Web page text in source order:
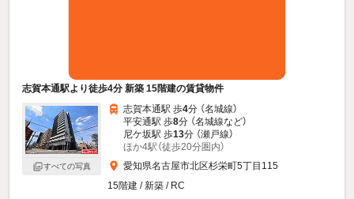
志賀本通駅より徒歩4分 新築 15階建の賃貸物件
すべての写真
志賀本通駅 歩4分 （名城線）
平安通駅 歩8分 （名城線など）
尼ケ坂駅 歩13分 （瀬戸線）
ほか4駅（徒歩20分圏内）
愛知県名古屋市北区杉栄町5丁目115
15階建 / 新築 / RC